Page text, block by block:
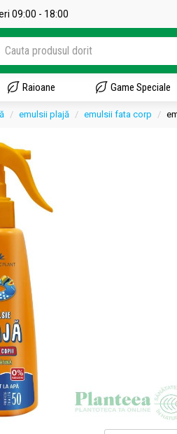
09:00 - 18:00
Raioane Game Speciale
emulsii plajă emulsii fata corp